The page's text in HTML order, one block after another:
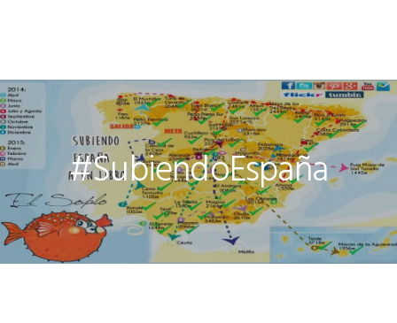
navegación
principal
principal
barra
lateral
principal
de
página
#SubiendoEspaña